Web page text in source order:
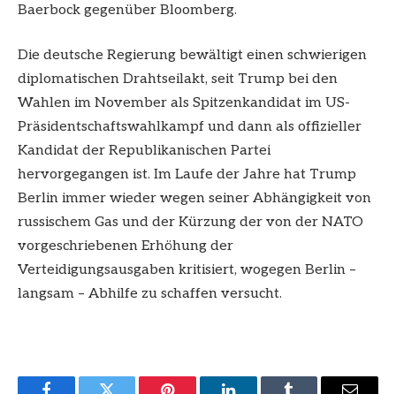
Baerbock gegenüber Bloomberg.
Die deutsche Regierung bewältigt einen schwierigen
diplomatischen Drahtseilakt, seit Trump bei den
Wahlen im November als Spitzenkandidat im US-
Präsidentschaftswahlkampf und dann als offizieller
Kandidat der Republikanischen Partei
hervorgegangen ist. Im Laufe der Jahre hat Trump
Berlin immer wieder wegen seiner Abhängigkeit von
russischem Gas und der Kürzung der von der NATO
vorgeschriebenen Erhöhung der
Verteidigungsausgaben kritisiert, wogegen Berlin –
langsam – Abhilfe zu schaffen versucht.